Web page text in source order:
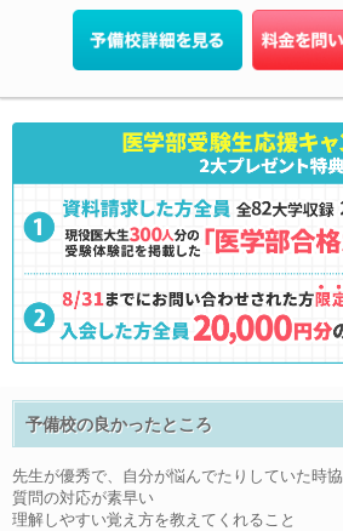
予備校の良かったところ
先生が優秀で、自分が悩んでたりしていた時
質問の対応が素早い
理解しやすい覚え方を教えてくれること